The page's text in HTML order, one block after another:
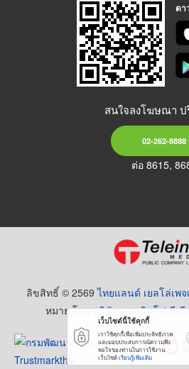
ดา
สนใจลงโฆษณา
02-262-8888
ต่อ 8615,
ลิขสิทธิ์ © 2569ไทยแลนด์ เยลโล่เพจ
หมาย โดยบริษัท เทเลอินโฟ มีเ
เว็บไซต์นี้ใช้คุกกี้
เราใช้คุกกี้เพื่อเพิ่มประสิทธิภาพ
และมอบประสบการณ์ความพึง
พอใจของท่านในการใช้งาน
เว็บไซต์เรียนรู้เพิ่มเติม